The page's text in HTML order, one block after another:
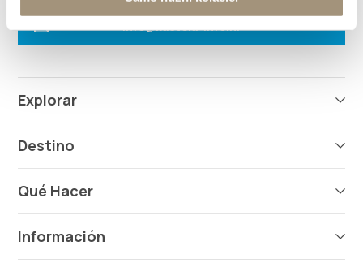
Explorar
Destino
Qué Hacer
Información